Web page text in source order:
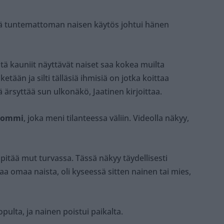
tuntemattoman naisen käytös johtui hänen
kauniit näyttävät naiset saa kokea muilta
ja silti tälläsiä ihmisiä on jotka koittaa
sun ulkonäkö, Jaatinen kirjoittaa.
, joka meni tilanteessa väliin. Videolla näkyy,
mut turvassa. Tässä näkyy täydellisesti
omaa naista, oli kyseessä sitten nainen tai mies,
ja nainen poistui paikalta.